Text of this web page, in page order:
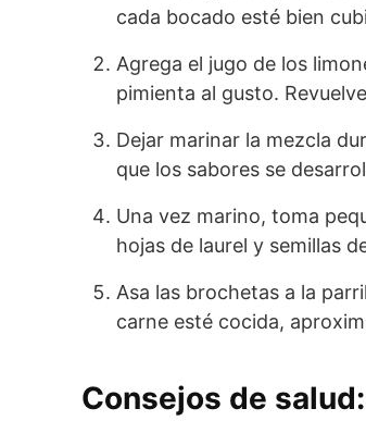
cada bocado esté bien
Agrega el jugo de los
pimienta al gusto.
Dejar marinar la mezcla
que los sabores se
Una vez marino, toma
hojas de laurel y semillas
Asa las brochetas a la
carne esté cocida,
Consejos de salud: